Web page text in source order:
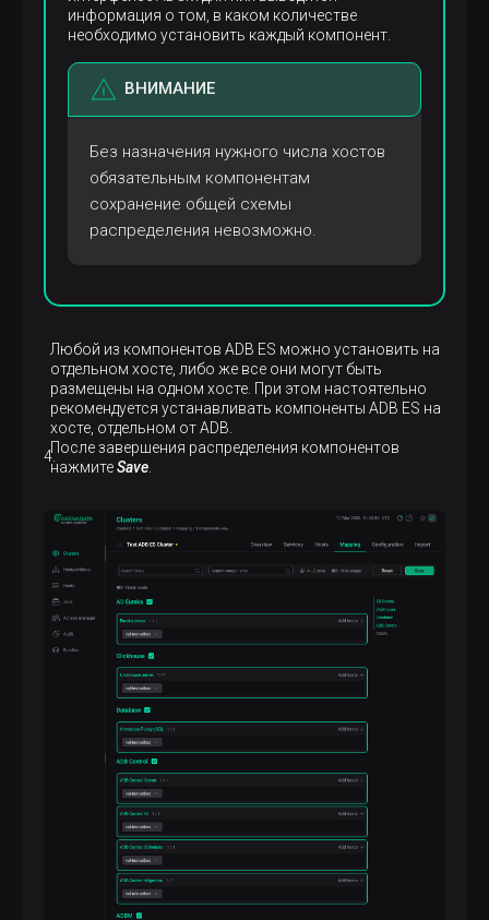
информация о том, в каком количестве
необходимо установить каждый компонент.
ВНИМАНИЕ
Без назначения нужного числа хостов
обязательным компонентам
сохранение общей схемы
распределения невозможно.
Любой из компонентов ADB ES можно установить на
отдельном хосте, либо же все они могут быть
размещены на одном хосте. При этом настоятельно
рекомендуется устанавливать компоненты ADB ES на
хосте, отдельном от ADB.
После завершения распределения компонентов
нажмитеSave